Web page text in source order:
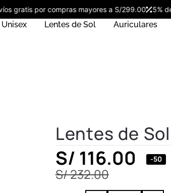
Envíos gratis por compras mayores a S/299.00
Unisex Lentes de Sol Auriculares
Lentes de
S/232.00
S/ 116.00 -50